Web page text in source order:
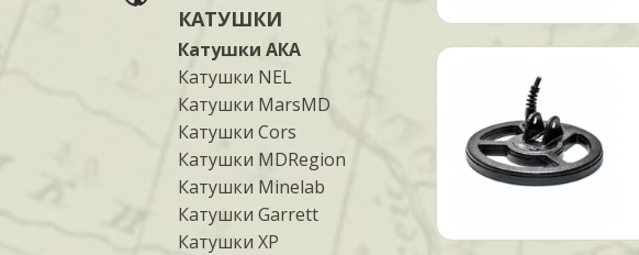
КАТУШКИ
Катушки АКА
Катушки NEL
Катушки MarsMD
Катушки Cors
Катушки MDRegion
Катушки Minelab
Катушки Garrett
Катушки XP